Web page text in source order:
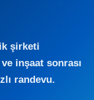
şirketi
inşaat sonrası
randevu.